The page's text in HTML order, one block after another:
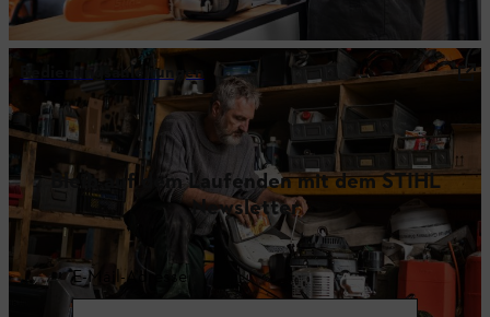
Bedienungsanleitungen
Bleib auf dem Laufenden mit dem STIHL
Newsletter
E-Mail-Adresse